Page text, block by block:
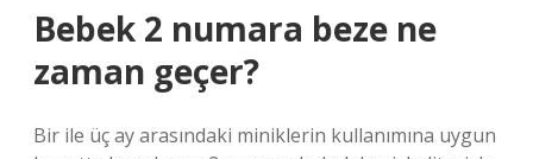
Bebek 2 numara beze ne
zaman geçer?
Bir ile üç ay arasındaki miniklerin kullanımına uygun